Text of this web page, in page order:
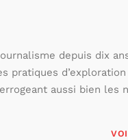
depuis dix
pratiques
aussi bien